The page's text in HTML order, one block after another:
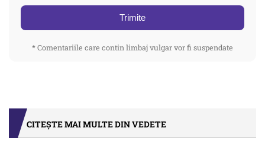
Trimite
* Comentariile care contin limbaj vulgar vor fi suspendate
CITEȘTE MAI MULTE DIN VEDETE